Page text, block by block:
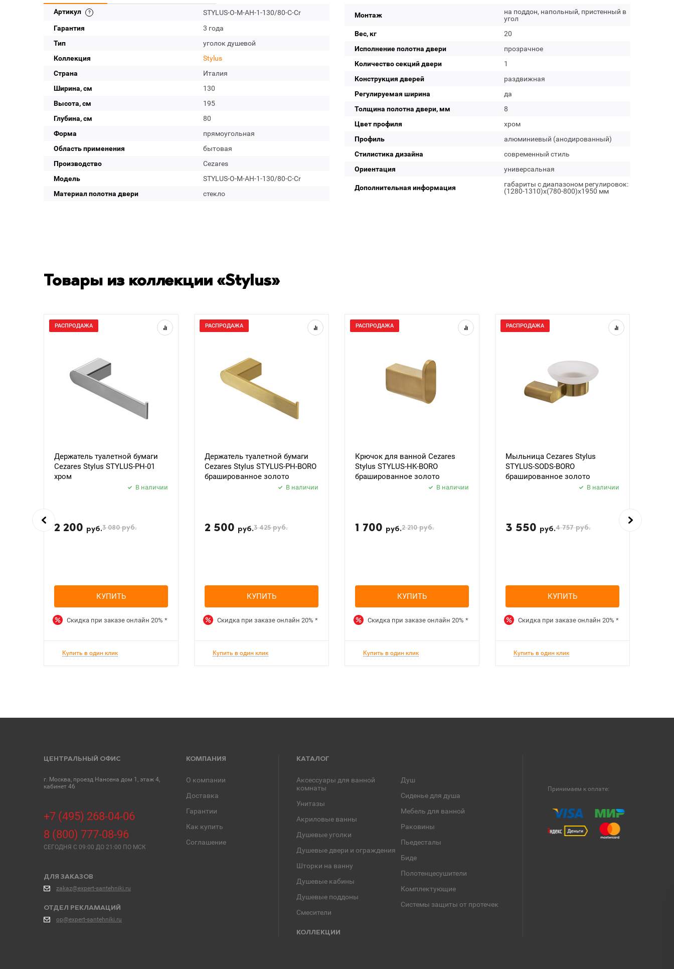
Артикул
STYLUS-O-M-AH-1-130/80-C-Cr
Гарантия
3 года
Тип
уголок душевой
Коллекция
Stylus
Страна
Италия
Ширина, см
130
Высота, см
195
Глубина, см
80
Форма
прямоугольная
Область применения
бытовая
Производство
Cezares
Модель
STYLUS-O-M-AH-1-130/80-C-Cr
Материал полотна двери
стекло
Монтаж
на поддон, напольный, пристенный в
угол
Вес, кг
20
Исполнение полотна двери
прозрачное
Количество секций двери
1
Конструкция дверей
раздвижная
Регулируемая ширина
да
Толщина полотна двери, мм
8
Цвет профиля
хром
Профиль
алюминиевый (анодированный)
Стилистика дизайна
современный стиль
Ориентация
универсальная
Дополнительная информация
габариты с диапазоном регулировок:
(1280-1310)х(780-800)х1950 мм
Товары из коллекции «Stylus»
РАСПРОДАЖА
Держатель туалетной бумаги
Cezares Stylus STYLUS-PH-01
хром
В наличии
2 200 руб.3 080руб.
КУПИТЬ
Скидка при заказе онлайн 20% *
Купить в один клик
РАСПРОДАЖА
Держатель туалетной бумаги
Cezares Stylus STYLUS-PH-BORO
брашированное золото
В наличии
2 500 руб.3 425руб.
КУПИТЬ
Скидка при заказе онлайн 20% *
Купить в один клик
РАСПРОДАЖА
Крючок для ванной Cezares
Stylus STYLUS-HK-BORO
брашированное золото
В наличии
1 700 руб.2 210руб.
КУПИТЬ
Скидка при заказе онлайн 20% *
Купить в один клик
РАСПРОДАЖА
Мыльница Cezares Stylus
STYLUS-SODS-BORO
брашированное золото
В наличии
3 550 руб.4 757руб.
КУПИТЬ
Скидка при заказе онлайн 20% *
Купить в один клик
ЦЕНТРАЛЬНЫЙ ОФИС
г. Москва, проезд Нансена дом 1, этаж 4,
кабинет 46
+7 (495) 268-04-06
8 (800) 777-08-96
СЕГОДНЯ C 09:00 ДО 21:00 ПО МСК
ДЛЯ ЗАКАЗОВ
zakaz@expert-santehniki.ru
ОТДЕЛ РЕКЛАМАЦИЙ
op@expert-santehniki.ru
КОМПАНИЯ
О компании
Доставка
Гарантии
Как купить
Соглашение
КАТАЛОГ
Аксессуары для ванной
комнаты
Унитазы
Акриловые ванны
Душевые уголки
Душевые двери и ограждения
Шторки на ванну
Душевые кабины
Душевые поддоны
Смесители
Душ
Сиденье для душа
Мебель для ванной
Раковины
Пьедесталы
Биде
Полотенцесушители
Комплектующие
Системы защиты от протечек
КОЛЛЕКЦИИ
Принимаем к оплате: